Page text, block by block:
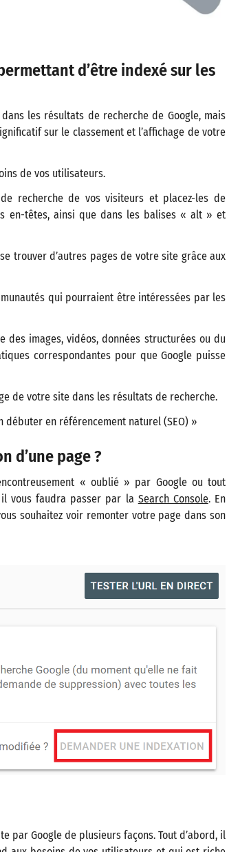
d’être indexé sur les
les résultats de recherche de Google, mais
sur le classement et l’affichage de votre
de vos utilisateurs.
recherche de vos visiteurs et placez-les de
en-têtes, ainsi que dans les balises « alt » et
trouver d’autres pages de votre site grâce aux
qui pourraient être intéressées par les
des images, vidéos, données structurées ou du
correspondantes pour que Google puisse
de votre site dans les résultats de recherche.
débuter en référencement naturel (SEO) »
d’une page ?
« oublié » par Google ou tout
vous faudra passer par la Search Console. En
souhaitez voir remonter votre page dans son
par Google de plusieurs façons. Tout d’abord, il